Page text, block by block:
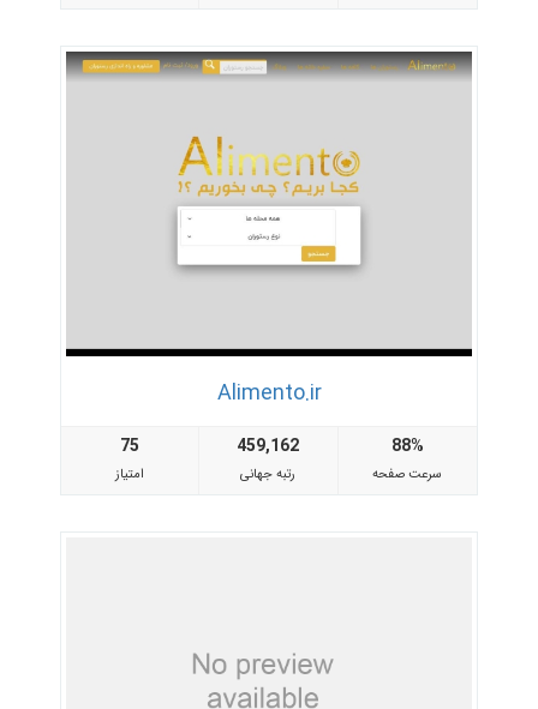
Alimento.ir
75
امتیاز
459,162
رتبه جهانی
88%
سرعت صفحه